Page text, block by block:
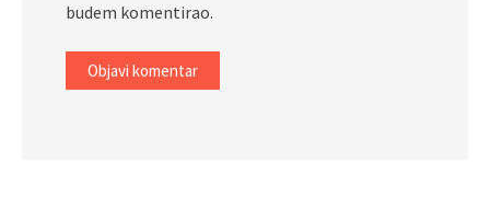
budem komentirao.